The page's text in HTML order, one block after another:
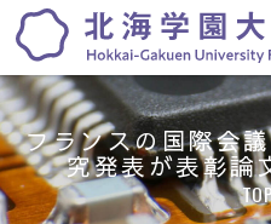
フランスの国際会
究発表が表彰論